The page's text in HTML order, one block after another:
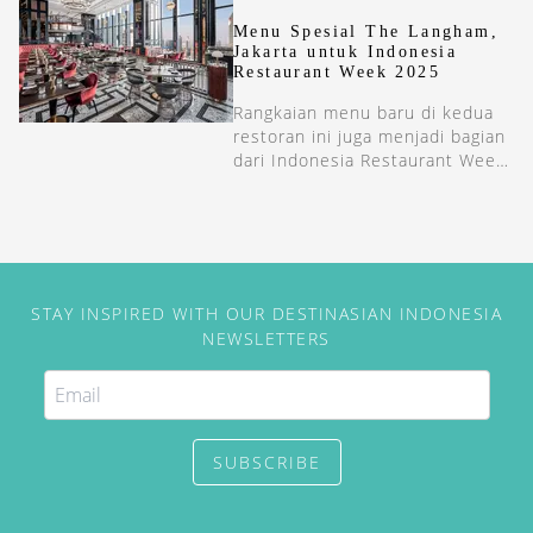
bersantap [&hellip;]
Menu Spesial The Langham,
Jakarta untuk Indonesia
Restaurant Week 2025
Rangkaian menu baru di kedua
restoran ini juga menjadi bagian
dari Indonesia Restaurant Week
STAY INSPIRED WITH OUR DESTINASIAN INDONESIA
NEWSLETTERS
SUBSCRIBE